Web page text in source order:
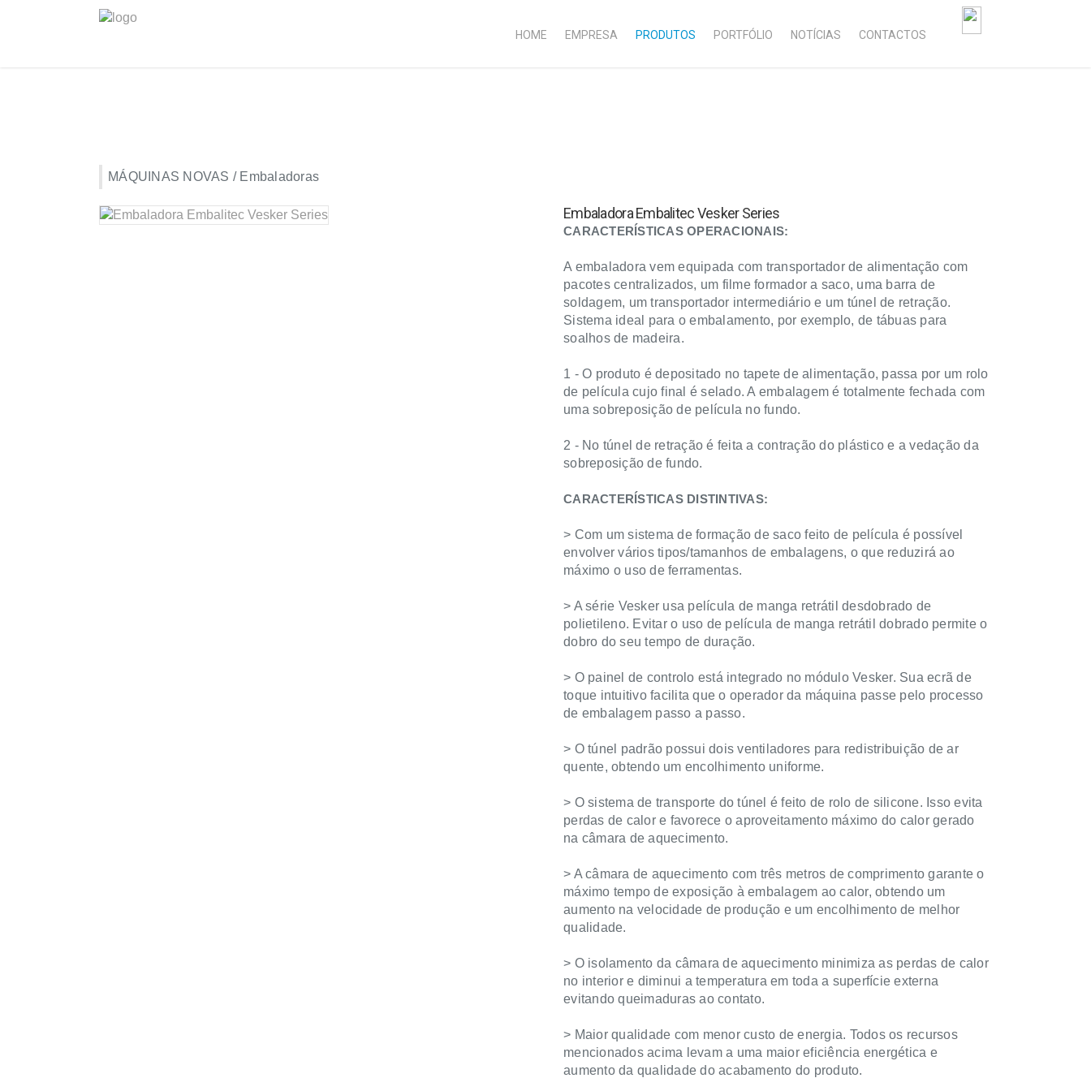
HOME EMPRESA PRODUTOS PORTFÓLIO NOTÍCIAS CONTACTOS
MÁQUINAS NOVAS / Embaladoras
Embaladora Embalitec Vesker Series
CARACTERÍSTICAS OPERACIONAIS:
A embaladora vem equipada com transportador de alimentação com
pacotes centralizados, um filme formador a saco, uma barra de
soldagem, um transportador intermediário e um túnel de retração.
Sistema ideal para o embalamento, por exemplo, de tábuas para
soalhos de madeira.
1 - O produto é depositado no tapete de alimentação, passa por um rolo
de película cujo final é selado. A embalagem é totalmente fechada com
uma sobreposição de película no fundo.
2 - No túnel de retração é feita a contração do plástico e a vedação da
sobreposição de fundo.
CARACTERÍSTICAS DISTINTIVAS:
> Com um sistema de formação de saco feito de película é possível
envolver vários tipos/tamanhos de embalagens, o que reduzirá ao
máximo o uso de ferramentas.
> A série Vesker usa película de manga retrátil desdobrado de
polietileno. Evitar o uso de película de manga retrátil dobrado permite o
dobro do seu tempo de duração.
> O painel de controlo está integrado no módulo Vesker. Sua ecrã de
toque intuitivo facilita que o operador da máquina passe pelo processo
de embalagem passo a passo.
> O túnel padrão possui dois ventiladores para redistribuição de ar
quente, obtendo um encolhimento uniforme.
> O sistema de transporte do túnel é feito de rolo de silicone. Isso evita
perdas de calor e favorece o aproveitamento máximo do calor gerado
na câmara de aquecimento.
> A câmara de aquecimento com três metros de comprimento garante o
máximo tempo de exposição à embalagem ao calor, obtendo um
aumento na velocidade de produção e um encolhimento de melhor
qualidade.
> O isolamento da câmara de aquecimento minimiza as perdas de calor
no interior e diminui a temperatura em toda a superfície externa
evitando queimaduras ao contato.
> Maior qualidade com menor custo de energia. Todos os recursos
mencionados acima levam a uma maior eficiência energética e
aumento da qualidade do acabamento do produto.